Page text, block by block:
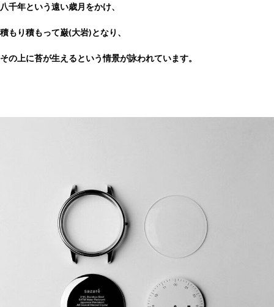
八千年という遠い歳月をかけ、
積もり積もって巌(大岩)となり、
その上に苔が生えるという情景が詠われています。